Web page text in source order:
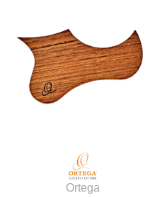
Ortega